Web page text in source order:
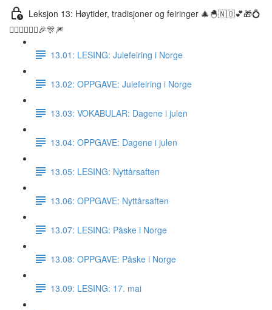
Leksjon 13: Høytider, tradisjoner og feiringer 🎄🐣🇳🇴💕🎁💍
👰🏼‍♀️🤵🏽‍♂️🎉🎊🎆
13.01: LESING: Julefeiring i Norge
13.02: OPPGAVE: Julefeiring i Norge
13.03: VOKABULAR: Dagene i julen
13.04: OPPGAVE: Dagene i julen
13.05: LESING: Nyttårsaften
13.06: OPPGAVE: Nyttårsaften
13.07: LESING: Påske i Norge
13.08: OPPGAVE: Påske i Norge
13.09: LESING: 17. mai